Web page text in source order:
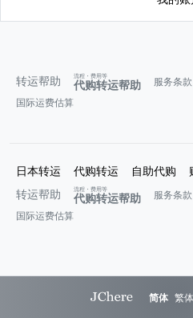
转运帮助 代购转运帮助
流程・费用等
服务条款
国际运费估算
日本转运 代购转运 自助代购
转运帮助 代购转运帮助
流程・费用等
服务条款
国际运费估算
简体 繁体